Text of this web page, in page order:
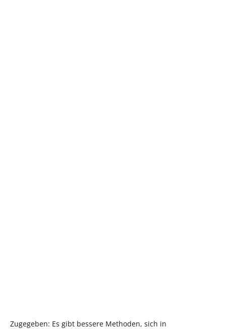
Zugegeben: Es gibt bessere Methoden, sich in